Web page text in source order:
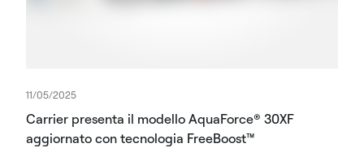
11/05/2025
Carrier presenta il modello AquaForce® 30XF
aggiornato con tecnologia FreeBoost™